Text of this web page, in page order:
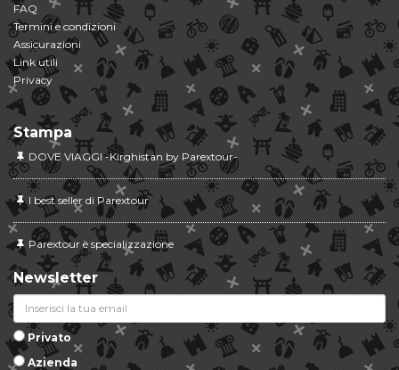
FAQ
Termini e condizioni
Assicurazioni
Link utili
Privacy
Stampa
DOVE VIAGGI -Kirghistan by Parextour-
I best seller di Parextour
Parextour è specializzazione
Newsletter
Privato
Azienda